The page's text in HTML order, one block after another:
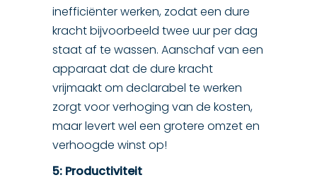
inefficiënter werken, zodat een dure
kracht bijvoorbeeld twee uur per dag
staat af te wassen. Aanschaf van een
apparaat dat de dure kracht
vrijmaakt om declarabel te werken
zorgt voor verhoging van de kosten,
maar levert wel een grotere omzet en
verhoogde winst op!
5: Productiviteit